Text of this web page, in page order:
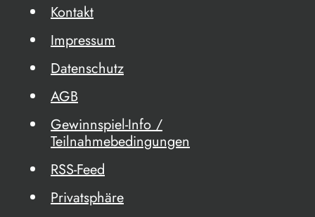
Kontakt
Impressum
Datenschutz
AGB
Gewinnspiel-Info /
Teilnahmebedingungen
RSS-Feed
Privatsphäre